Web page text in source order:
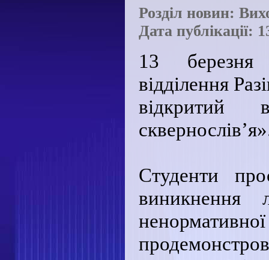
Розділ новин:
Дата публікації:
13 березня
відділення
Студенти
виникнення